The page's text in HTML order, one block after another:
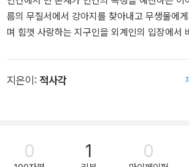
코엑스에서 열린 도서전에서 잔뜩 구매한 굿즈
넣는 순간, 나는 바닥이 없는 보관함의 깊은 구
들의 지옥 속에서 3년 만에 탈출하게 된 한 적
새로운 행성을 찾아 도착한 빙하 행성 A-
테라포밍해야 하는 사람과, 또 다른 행성을 찾
름의 무질서에서 강아지를 찾아내고 무생물에
며 힘껏 사랑하는 지구인을 외계인의 입장에서
지은이: 적사각
0 1 0